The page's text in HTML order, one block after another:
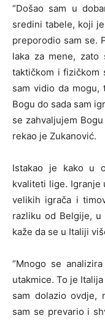
“Došao sam u
sredini tabele, koji
preporodio sam se.
laka za mene, zato
taktičkom i fizičkom
sam vidio da mogu,
Bogu do sada sam
se zahvaljujem
rekao je Zukanović.
Istakao je kako u
kvaliteti lige.
velikih igrača i
razliku od Belgije,
kaže da se u Italiji
“Mnogo se
utakmice. To je
sam dolazio ovdje,
sam se prevario i